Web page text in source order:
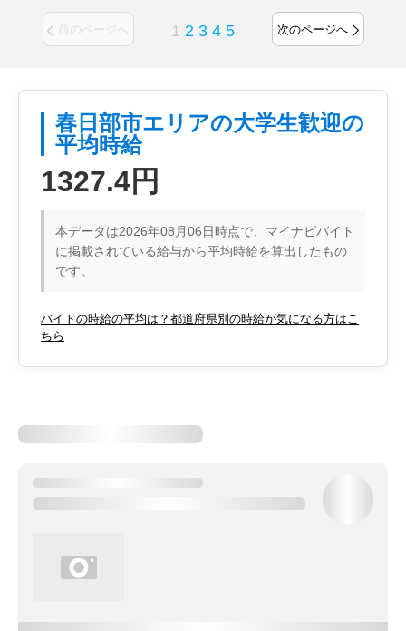
前のページへ 1 2 3 4 5 次のページへ
春日部市エリアの大学生歓迎の
平均時給
1327.4円
本データは2026年08月06日時点で、マイナビバイト
に掲載されている給与から平均時給を算出したもの
です。
バイトの時給の平均は？都道府県別の時給が気になる方はこ
ちら